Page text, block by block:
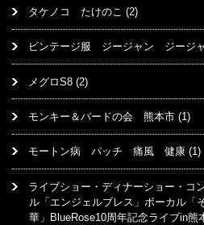
タケノコ たけのこ (2)
ビンテージ服 ジージャン ジージ
メグロS8 (2)
モンキー＆バードの会 熊本市 (1)
モートン病 パッチ 痛風 健康 (1)
ライブショー・ディナーショー・コ
ル「エンジェルブレス」ボーカル「
華」BlueRose10周年記念ライブin